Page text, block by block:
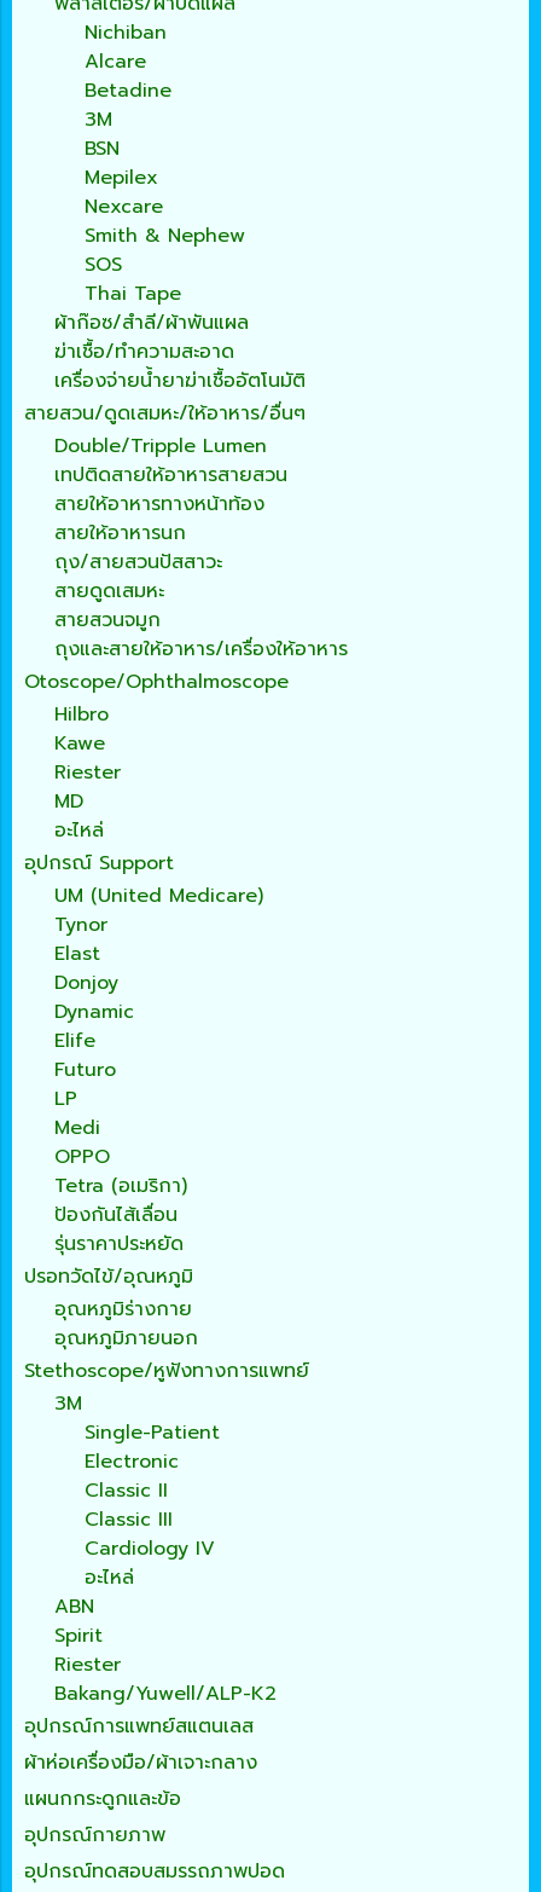
Nichiban
Alcare
Betadine
3M
BSN
Mepilex
Nexcare
Smith & Nephew
SOS
Thai Tape
ผ้าก๊อซ/สำลี/ผ้าพันแผล
ฆ่าเชื้อ/ทำความสะอาด
เครื่องจ่ายน้ำยาฆ่าเชื้ออัตโนมัติ
สายสวน/ดูดเสมหะ/ให้อาหาร/อื่นๆ
Double/Tripple Lumen
เทปติดสายให้อาหารสายสวน
สายให้อาหารทางหน้าท้อง
สายให้อาหารนก
ถุง/สายสวนปัสสาวะ
สายดูดเสมหะ
สายสวนจมูก
ถุงและสายให้อาหาร/เครื่องให้อาหาร
Otoscope/Ophthalmoscope
Hilbro
Kawe
Riester
MD
อะไหล่
อุปกรณ์ Support
UM (United Medicare)
Tynor
Elast
Donjoy
Dynamic
Elife
Futuro
LP
Medi
OPPO
Tetra (อเมริกา)
ป้องกันไส้เลื่อน
รุ่นราคาประหยัด
ปรอทวัดไข้/อุณหภูมิ
อุณหภูมิร่างกาย
อุณหภูมิภายนอก
Stethoscope/หูฟังทางการแพทย์
3M
Single-Patient
Electronic
Classic II
Classic III
Cardiology IV
อะไหล่
ABN
Spirit
Riester
Bakang/Yuwell/ALP-K2
อุปกรณ์การแพทย์สแตนเลส
ผ้าห่อเครื่องมือ/ผ้าเจาะกลาง
แผนกกระดูกและข้อ
อุปกรณ์กายภาพ
อุปกรณ์ทดสอบสมรรถภาพปอด